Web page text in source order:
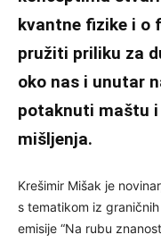
kvantne fizike i o
pružiti priliku za
oko nas i unutar
potaknuti maštu
mišljenja.
Krešimir Mišak je
s tematikom iz
emisije “Na rubu